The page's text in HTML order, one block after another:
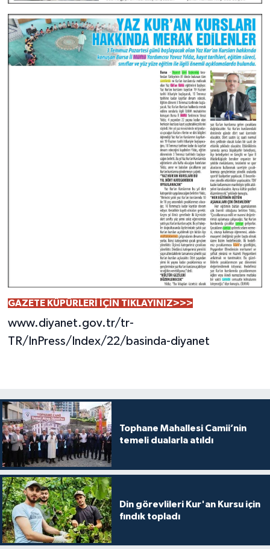
GAZETE KÜPÜRLERİ İÇİN TIKLAYINIZ>>>
www.diyanet.gov.tr/tr-
TR/InPress/Index/22/basinda-diyanet
Tophane Mahallesi Camii’nin
temeli dualarla atıldı
Din görevlileri Kur'an Kursu için
fındık topladı